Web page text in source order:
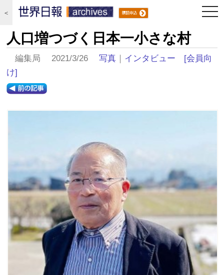
＜
人口増つづく日本一小さな村
編集局 2021/3/26写真 ｜ インタビュー
[会員向
け]